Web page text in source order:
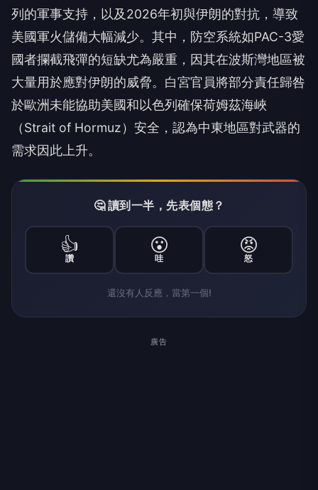
列的軍事支持，以及2026年初與伊朗的對抗，導致
美國軍火儲備大幅減少。其中，防空系統如PAC-3愛
國者攔截飛彈的短缺尤為嚴重，因其在波斯灣地區被
大量用於應對伊朗的威脅。白宮官員將部分責任歸咎
於歐洲未能協助美國和以色列確保荷姆茲海峽
（Strait of Hormuz）安全，認為中東地區對武器的
需求因此上升。
🤔 讀到一半，先表個態？
👍
讚
😮
哇
😡
怒
還沒有人反應，當第一個!
廣告